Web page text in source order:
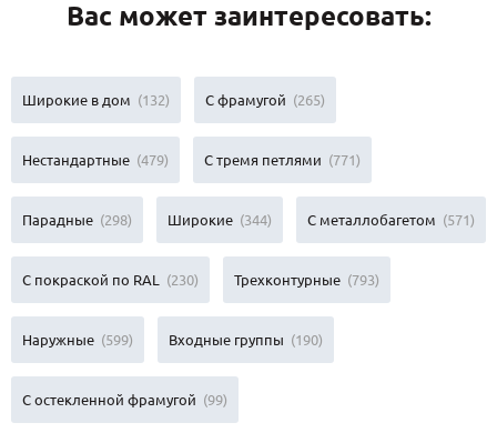
Вас может заинтересовать:
Широкие в дом (132) С фрамугой (265)
Нестандартные (479) С тремя петлями (771)
Парадные (298) Широкие (344) С металлобагетом (571)
С покраской по RAL (230) Трехконтурные (793)
Наружные (599) Входные группы (190)
С остекленной фрамугой (99)